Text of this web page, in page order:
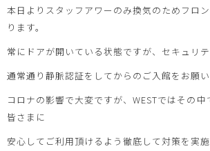
本日よりスタッフアワーのみ換気のためフロ
ります。
常にドアが開いている状態ですが、セキュリ
通常通り静脈認証をしてからのご入館をお願い
コロナの影響で大変ですが、WESTではその
皆さまに
安心してご利用頂けるよう徹底して対策を実